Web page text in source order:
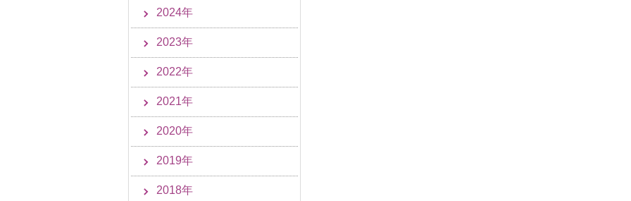
2024年
2023年
2022年
2021年
2020年
2019年
2018年